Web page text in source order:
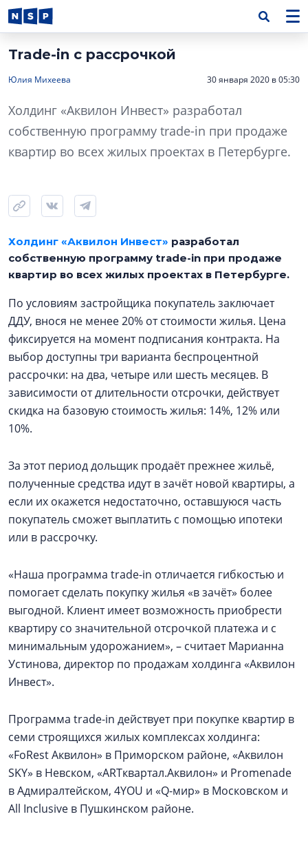
Trade-in с рассрочкой
Юлия Михеева 30 января 2020 в 05:30
Холдинг «Аквилон Инвест» разработал
собственную программу trade-in при продаже
квартир во всех жилых проектах в Петербурге.
Холдинг «Аквилон Инвест» разработал
собственную программу trade-in при продаже
квартир во всех жилых проектах в Петербурге.
По условиям застройщика покупатель заключает
ДДУ, внося не менее 20% от стоимости жилья. Цена
фиксируется на момент подписания контракта. На
выбор доступны три варианта беспроцентной
рассрочки: на два, четыре или шесть месяцев. В
зависимости от длительности отсрочки, действует
скидка на базовую стоимость жилья: 14%, 12% или
10%.
За этот период дольщик продаёт прежнее жильё,
полученные средства идут в зачёт новой квартиры, а
если их окажется недостаточно, оставшуюся часть
покупатель сможет выплатить с помощью ипотеки
или в рассрочку.
«Наша программа trade-in отличается гибкостью и
помогает сделать покупку жилья «в зачёт» более
выгодной. Клиент имеет возможность приобрести
квартиру со значительной отсрочкой платежа и с
минимальным удорожанием», – считает Марианна
Устинова, директор по продажам холдинга «Аквилон
Инвест».
Программа trade-in действует при покупке квартир в
семи строящихся жилых комплексах холдинга:
«FoRest Аквилон» в Приморском районе, «Аквилон
SKY» в Невском, «ARTквартал.Аквилон» и Promenade
в Адмиралтейском, 4YOU и «Q-мир» в Московском и
All Inclusive в Пушкинском районе.